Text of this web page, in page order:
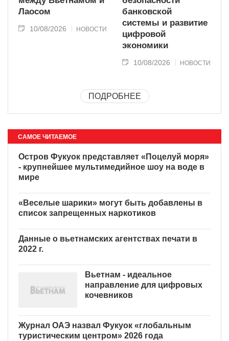
Лаосом
10/08/2026 НОВОСТИ
банковской
системы и развитие
цифровой
экономики
10/08/2026 НОВОСТИ
ПОДРОБНЕЕ
САМОЕ ЧИТАЕМОЕ
Остров Фукуок представляет «Поцелуй моря»
- крупнейшее мультимедийное шоу на воде в
мире
«Веселые шарики» могут быть добавлены в
список запрещенных наркотиков
Данные о вьетнамских агентствах печати в
2022 г.
Вьетнам - идеальное
направление для цифровых
кочевников
Журнал ОАЭ назвал Фукуок «глобальным
туристическим центром» 2026 года